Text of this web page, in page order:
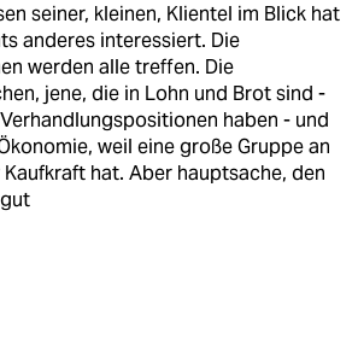
seiner, kleinen, Klientel im Blick hat
anderes interessiert. Die
werden alle treffen. Die
jene, die in Lohn und Brot sind -
haben - und
weil eine große Gruppe an
hat. Aber hauptsache, den